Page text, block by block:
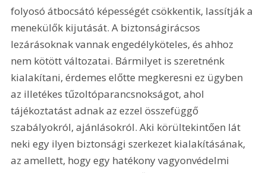
folyosó átbocsátó képességét csökkentik, lassítják a
menekülők kijutását. A biztonságirácsos
lezárásoknak vannak engedélyköteles, és ahhoz
nem kötött változatai. Bármilyet is szeretnénk
kialakítani, érdemes előtte megkeresni ez ügyben
az illetékes tűzoltóparancsnokságot, ahol
tájékoztatást adnak az ezzel összefüggő
szabályokról, ajánlásokról. Aki körültekintően lát
neki egy ilyen biztonsági szerkezet kialakításának,
az amellett, hogy egy hatékony vagyonvédelmi